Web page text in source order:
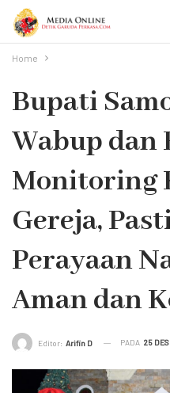
Home
Bupati
Wabup dan
Monitoring
Gereja,
Perayaan
Aman dan
Editor: Arifin D PADA 25